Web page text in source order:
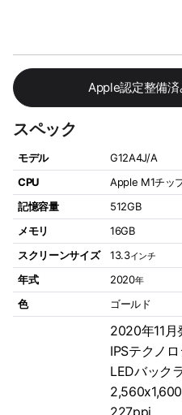
Apple認定整備
スペック
モデル
G12A4J/A
CPU
Apple M1チッ
記憶容量
512GB
メモリ
16GB
スクリーンサイズ
13.3インチ
年式 2020年
色 ゴールド
2020年11月
IPSテクノ
LEDバック
227ppi